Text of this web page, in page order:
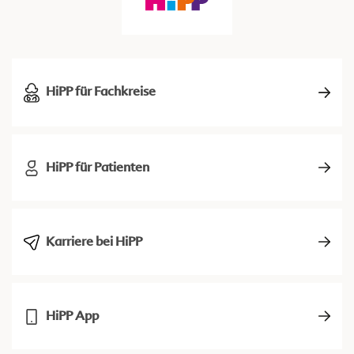
HiPP für Fachkreise
HiPP für Patienten
Karriere bei HiPP
HiPP App